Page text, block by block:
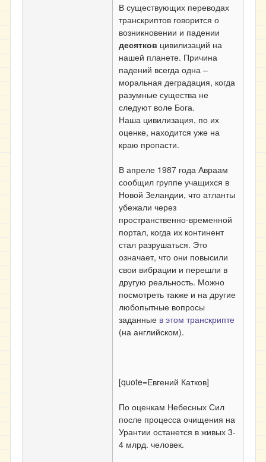
В существующих переводах
транскриптов говорится о
возникновении и падении
десятков цивилизаций на
нашей планете. Причина
падений всегда одна –
моральная деградация, когда
разумные существа не
следуют воле Бога.
Наша цивилизация, по их
оценке, находится уже на
краю пропасти.
В апреле 1987 года Авраам
сообщил группе учащихся в
Новой Зеландии, что атланты
убежали через
пространственно-временной
портал, когда их континент
стал разрушаться. Это
означает, что они повысили
свои вибрации и перешли в
другую реальность. Можно
посмотреть также и на другие
любопытные вопросы
заданные в этом транскрипте
(на английском).
[quote=Евгений Катков]
По оценкам Небесных Сил
после процесса очищения на
Урантии останется в живых 3-
4 млрд. человек.